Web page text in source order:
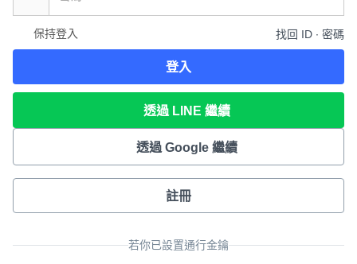
保持登入 找回 ID ∙ 密碼
登入
透過 LINE 繼續
透過 Google 繼續
註冊
若你已設置通行金鑰